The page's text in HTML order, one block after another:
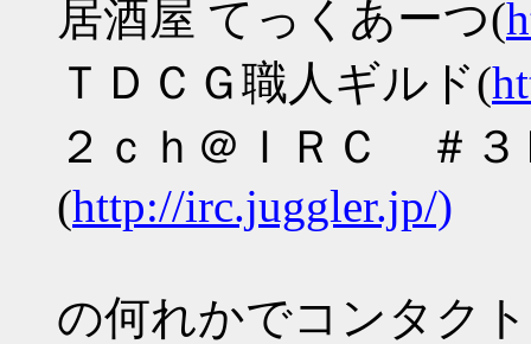
居酒屋 てっくあーつ(
ＴＤＣＧ職人ギルド(
２ｃｈ＠ＩＲＣ ＃３
(http://irc.juggler.jp/)
の何れかでコンタク